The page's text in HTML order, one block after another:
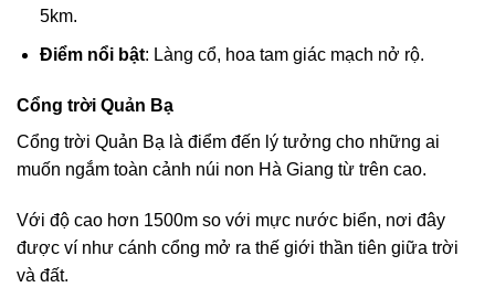
5km.
Điểm nổi bật: Làng cổ, hoa tam giác mạch nở rộ.
Cổng trời Quản Bạ
Cổng trời Quản Bạ là điểm đến lý tưởng cho những ai
muốn ngắm toàn cảnh núi non Hà Giang từ trên cao.
Với độ cao hơn 1500m so với mực nước biển, nơi đây
được ví như cánh cổng mở ra thế giới thần tiên giữa trời
và đất.